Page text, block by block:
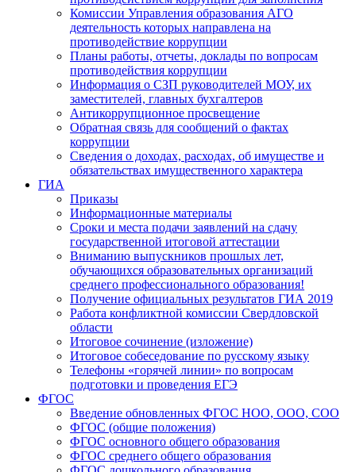
Комиссии Управления образования АГО
деятельность которых направлена на
противодействие коррупции
Планы работы, отчеты, доклады по вопросам
противодействия коррупции
Информация о СЗП руководителей МОУ, их
заместителей, главных бухгалтеров
Антикоррупционное просвещение
Обратная связь для сообщений о фактах
коррупции
Сведения о доходах, расходах, об имуществе и
обязательствах имущественного характера
ГИА
Приказы
Информационные материалы
Сроки и места подачи заявлений на сдачу
государственной итоговой аттестации
Вниманию выпускников прошлых лет,
обучающихся образовательных организаций
среднего профессионального образования!
Получение официальных результатов ГИА 2019
Работа конфликтной комиссии Свердловской
области
Итоговое сочинение (изложение)
Итоговое собеседование по русскому языку
Телефоны «горячей линии» по вопросам
подготовки и проведения ЕГЭ
ФГОС
Введение обновленных ФГОС НОО, ООО, СОО
ФГОС (общие положения)
ФГОС основного общего образования
ФГОС среднего общего образования